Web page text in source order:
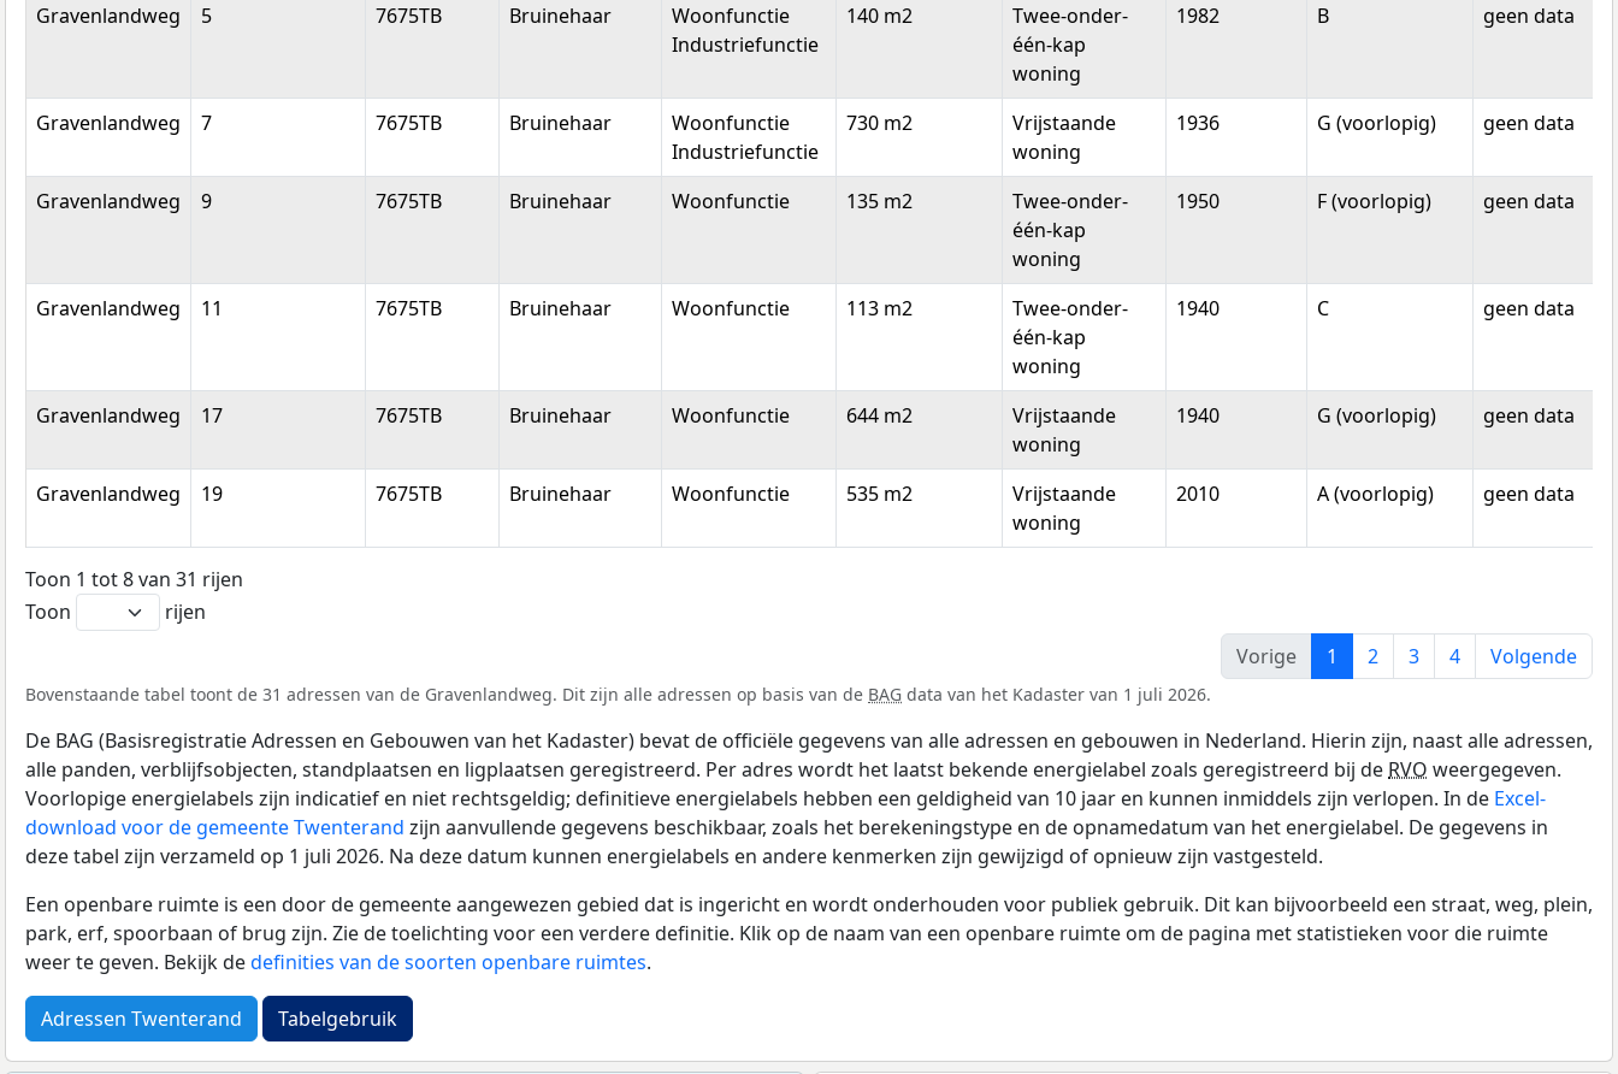
Gravenlandweg 5 7675TB Bruinehaar
Woonfunctie
Industriefunctie
140 m2
Twee-onder-
één-kap
woning
1982 B geen data
Gravenlandweg 7 7675TB Bruinehaar
Woonfunctie
Industriefunctie
730 m2
Vrijstaande
woning
1936 G (voorlopig) geen data
Gravenlandweg 9 7675TB Bruinehaar Woonfunctie 135 m2
Twee-onder-
één-kap
woning
1950 F (voorlopig) geen data
Gravenlandweg 11 7675TB Bruinehaar Woonfunctie 113 m2
Twee-onder-
één-kap
woning
1940 C geen data
Gravenlandweg 17 7675TB Bruinehaar Woonfunctie 644 m2
Vrijstaande
woning
1940 G (voorlopig) geen data
Gravenlandweg 19 7675TB Bruinehaar Woonfunctie 535 m2
Vrijstaande
woning
2010 A (voorlopig) geen data
Toon 1 tot 8 van 31 rijen
Toon
rijen
Vorige
1 2 3 4 Volgende
Bovenstaande tabel toont de 31 adressen van de Gravenlandweg. Dit zijn alle adressen op basis van de BAG data van het Kadaster van 1 juli 2026.
De BAG (Basisregistratie Adressen en Gebouwen van het Kadaster) bevat de officiële gegevens van alle adressen en gebouwen in Nederland. Hierin zijn, naast alle adressen,
alle panden, verblijfsobjecten, standplaatsen en ligplaatsen geregistreerd. Per adres wordt het laatst bekende energielabel zoals geregistreerd bij de RVO weergegeven.
Voorlopige energielabels zijn indicatief en niet rechtsgeldig; definitieve energielabels hebben een geldigheid van 10 jaar en kunnen inmiddels zijn verlopen. In de Excel-
download voor de gemeente Twenterand zijn aanvullende gegevens beschikbaar, zoals het berekeningstype en de opnamedatum van het energielabel. De gegevens in
deze tabel zijn verzameld op 1 juli 2026. Na deze datum kunnen energielabels en andere kenmerken zijn gewijzigd of opnieuw zijn vastgesteld.
Een openbare ruimte is een door de gemeente aangewezen gebied dat is ingericht en wordt onderhouden voor publiek gebruik. Dit kan bijvoorbeeld een straat, weg, plein,
park, erf, spoorbaan of brug zijn. Zie de toelichting voor een verdere definitie. Klik op de naam van een openbare ruimte om de pagina met statistieken voor die ruimte
weer te geven. Bekijk dedefinities van de soorten openbare ruimtes.
Adressen Twenterand Tabelgebruik